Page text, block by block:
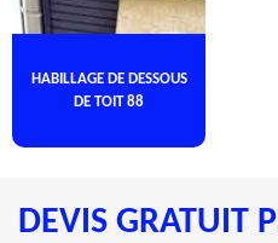
HABILLAGE DE DESSOUS
DE TOIT 88
DEVIS GRATUIT